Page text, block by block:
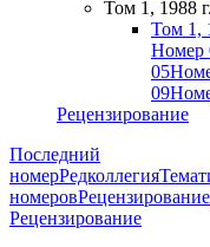
Том 1, 1988 г.
Том 1,
Номер
05
09
Рецензирование
Последний
номерРедколлегия
номеровРецензирование
Рецензирование